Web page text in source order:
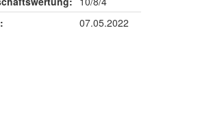
07.05.2022